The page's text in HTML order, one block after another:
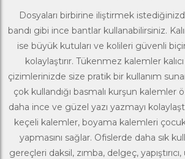
Dosyaları birbirine iliştirmek
bandı gibi ince bantlar kullanabilirsiniz.
ise büyük kutuları ve kolileri güvenli
kolaylaştırır. Tükenmez kalemler kalıcı
çizimlerinizde size pratik bir kullanım
çok kullandığı basmalı kurşun kalemler
daha ince ve güzel yazı yazmayı
keçeli kalemler, boyama kalemleri
yapmasını sağlar. Ofislerde daha sık
gereçleri daksil, zımba, delgeç,